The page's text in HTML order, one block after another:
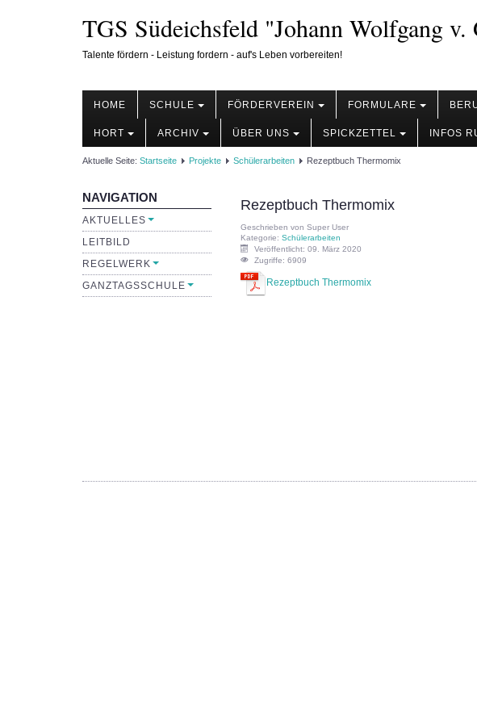
TGS Südeichsfeld "Johann Wolfgang v.
Talente fördern - Leistung fordern - auf's Leben vorbereiten!
HOME SCHULE FÖRDERVEREIN FORMULARE
HORT ARCHIV ÜBER UNS SPICKZETTEL INFOS
Aktuelle Seite: Startseite Projekte Schülerarbeiten Rezeptbuch Thermomix
NAVIGATION
AKTUELLES
LEITBILD
REGELWERK
GANZTAGSSCHULE
Rezeptbuch Thermomix
Geschrieben von Super User
Kategorie: Schülerarbeiten
Veröffentlicht: 09. März 2020
Zugriffe: 6909
Rezeptbuch Thermomix